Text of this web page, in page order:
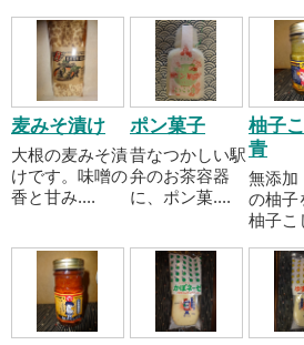
麦みそ漬け
大根の麦みそ漬
けです。味噌の
香と甘み....
ポン菓子
昔なつかしい駅
弁のお茶容器
に、ポン菓....
柚子
青
無添加
の柚子
柚子こ